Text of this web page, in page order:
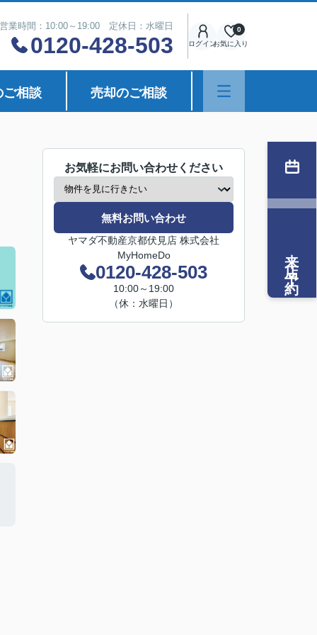
営業時間：10:00～19:00 定休日：水曜日
0120-428-503 ログインお気に入り
0
ご相談 売却のご相談
お気軽にお問い合わせください
無料お問い合わせ
ヤマダ不動産京都伏見店 株式会社
MyHomeDo
0120-428-503
10:00～19:00
（休：水曜日）
来店予約